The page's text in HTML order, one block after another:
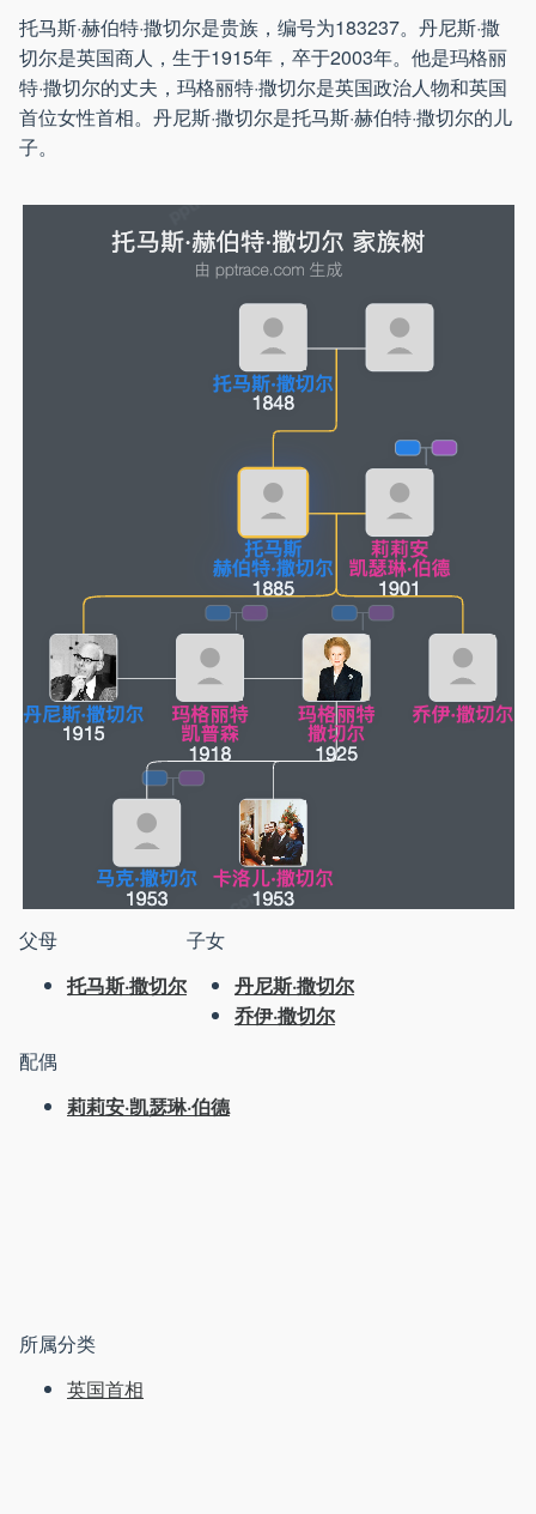
托马斯·赫伯特·撒切尔是贵族，编号为183237。丹尼斯·撒
切尔是英国商人，生于1915年，卒于2003年。他是玛格丽
特·撒切尔的丈夫，玛格丽特·撒切尔是英国政治人物和英国
首位女性首相。丹尼斯·撒切尔是托马斯·赫伯特·撒切尔的儿
子。
父母
托马斯·撒切尔
子女
丹尼斯·撒切尔
乔伊·撒切尔
配偶
莉莉安·凯瑟琳·伯德
所属分类
英国首相